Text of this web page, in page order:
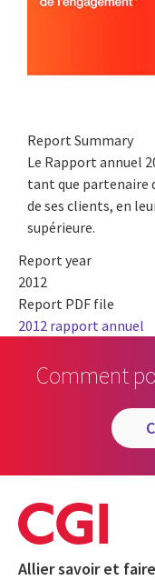
Report Summary
Le Rapport annuel
tant que partenaire
de ses clients, en
supérieure.
Report year
2012
Report PDF file
2012 rapport annuel
Comment
Allier savoir et faire